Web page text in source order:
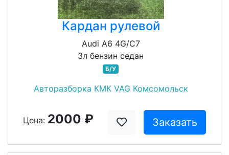
Кардан рулевой
Audi A6 4G/C7
3л бензин седан
Б/У
Авторазборка КМК VAG Комсомольск
Цена: 2000 ₽ Заказать